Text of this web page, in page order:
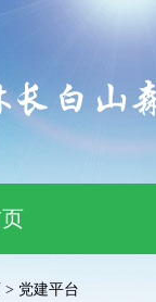
> 党建平台